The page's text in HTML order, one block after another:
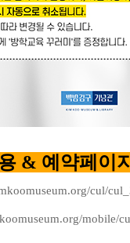
& 예약페이
cul/
mobile/